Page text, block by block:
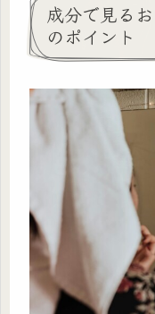
成分で見る
のポイント